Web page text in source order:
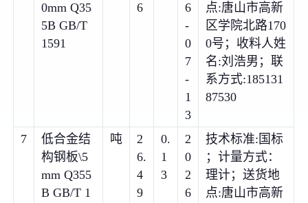
0mm Q35
5B GB/T
1591
6
6
-
0
7
-
1
3
点:唐山市高新
区学院北路170
0号；收料人姓
名:刘浩男；联
系方式:185131
87530
7
低合金结
构钢板\5
mm Q355
B GB/T 1
吨
2
6.
4
9
0.
1
3
2
0
2
6
技术标准:国标
；计量方式：
理计；送货地
点:唐山市高新